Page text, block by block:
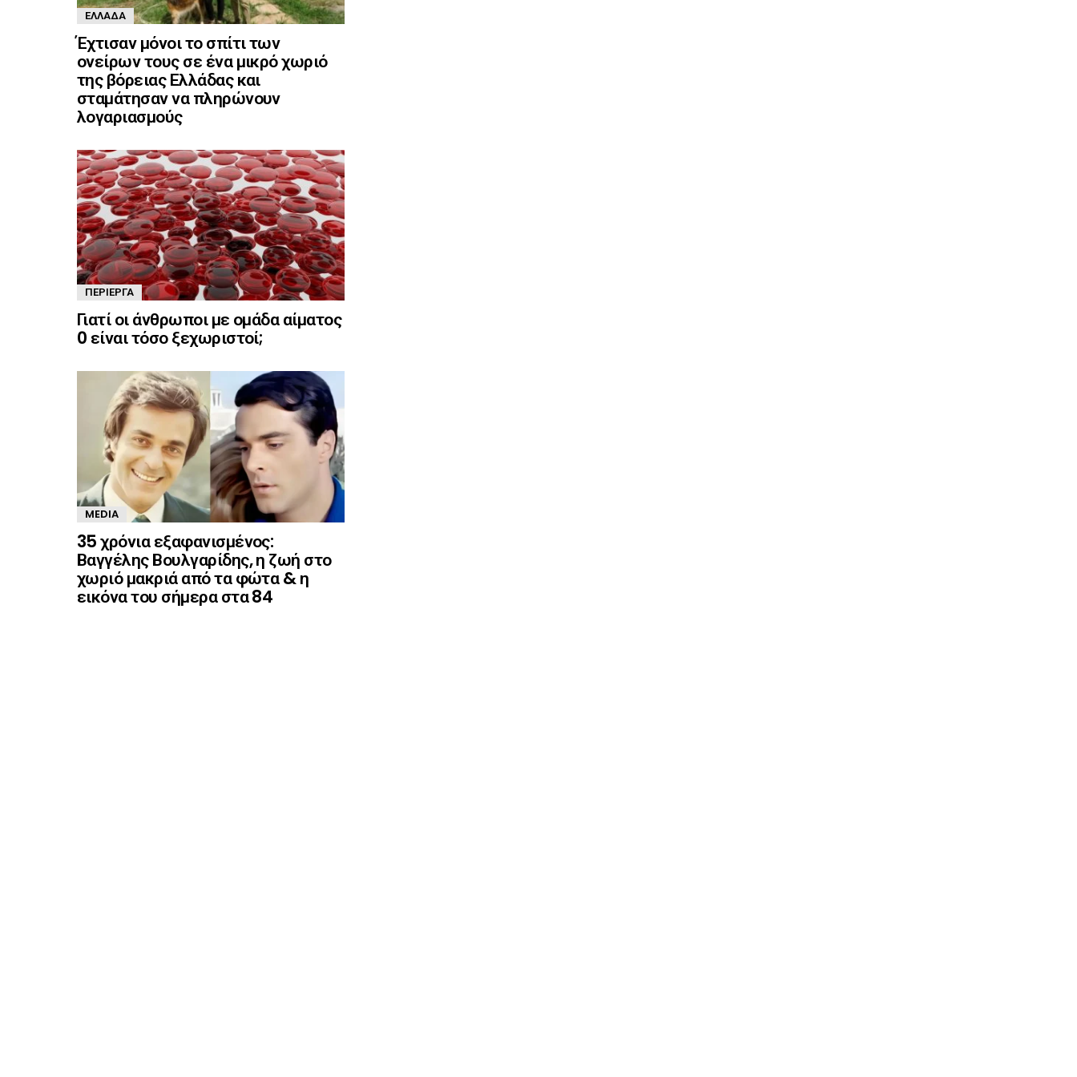
ΕΛΛΆΔΑ
Έχτισαν μόνοι το σπίτι των
ονείρων τους σε ένα μικρό χωριό
της βόρειας Ελλάδας και
σταμάτησαν να πληρώνουν
λογαριασμούς
ΠΕΡΊΕΡΓΑ
Γιατί οι άνθρωποι με ομάδα αίματος
0 είναι τόσο ξεχωριστοί;
MEDIA
35 χρόνια εξαφανισμένος:
Βαγγέλης Βουλγαρίδης, η ζωή στο
χωριό μακριά από τα φώτα & η
εικόνα του σήμερα στα 84